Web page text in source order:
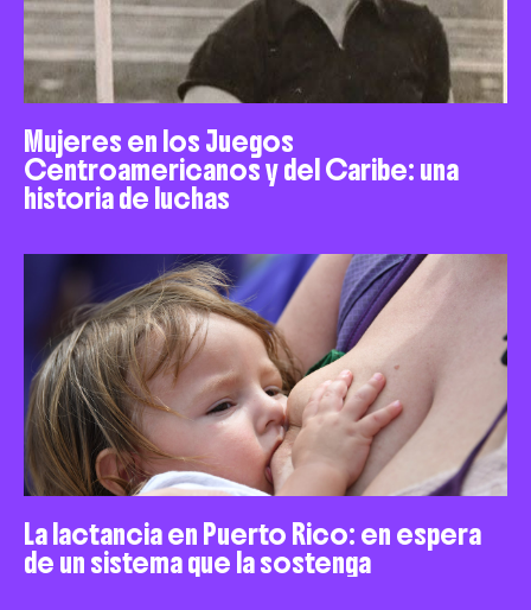
Mujeres en los Juegos
Centroamericanos y del Caribe: una
historia de luchas
La lactancia en Puerto Rico: en espera
de un sistema que la sostenga